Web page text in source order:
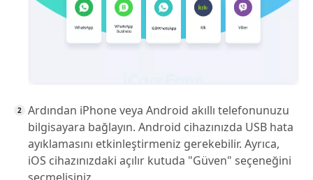
Ardından iPhone veya Android akıllı telefonunuzu
bilgisayara bağlayın. Android cihazınızda USB hata
ayıklamasını etkinleştirmeniz gerekebilir. Ayrıca,
iOS cihazınızdaki açılır kutuda "Güven" seçeneğini